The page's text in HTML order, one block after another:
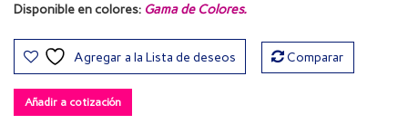
Disponible en colores: Gama de Colores.
Agregar a la Lista de deseos Comparar
Añadir a cotización